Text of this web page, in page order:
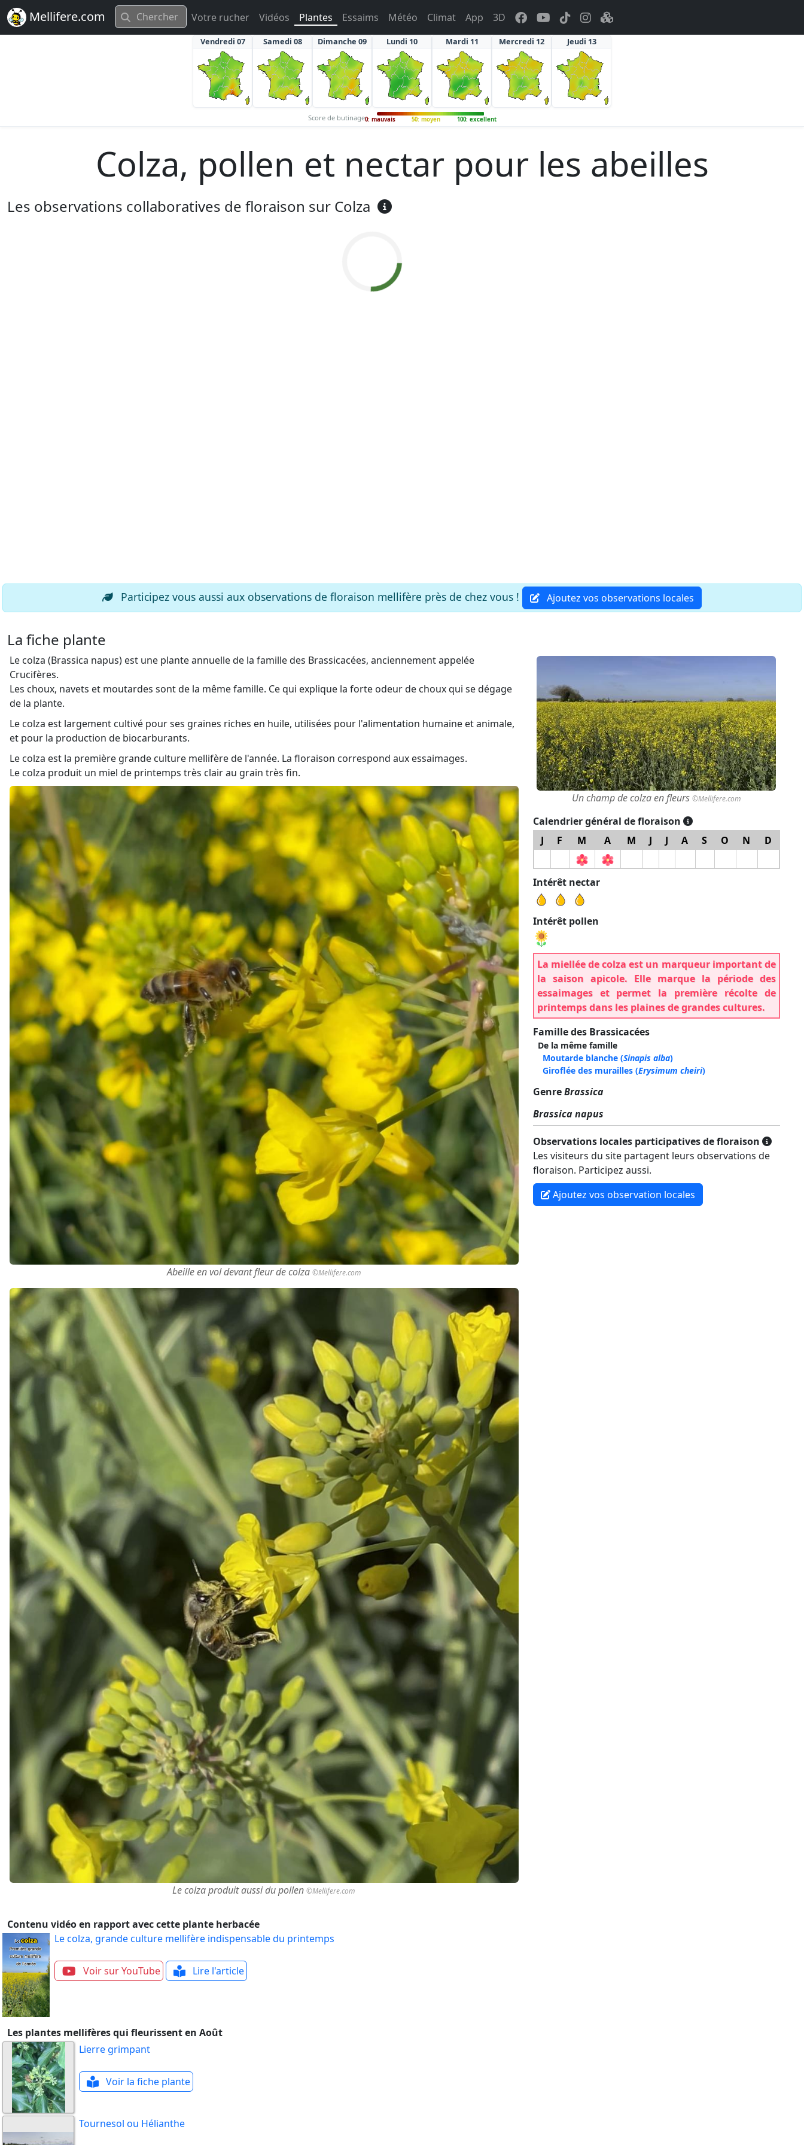
Mellifere.com Votre rucher Vidéos Plantes Essaims Météo Climat App 3D
Vendredi 07 Samedi 08 Dimanche 09 Lundi 10 Mardi 11 Mercredi 12 Jeudi 13
Score de butinage0: mauvais 50: moyen 100: excellent
Colza, pollen et nectar pour les abeilles
Les observations collaboratives de floraison sur Colza
Participez vous aussi aux observations de floraison mellifère près de chez vous ! Ajoutez vos observations locales
La fiche plante
Le colza (Brassica napus) est une plante annuelle de la famille des Brassicacées, anciennement appelée
Crucifères.
Les choux, navets et moutardes sont de la même famille. Ce qui explique la forte odeur de choux qui se dégage
de la plante.
Le colza est largement cultivé pour ses graines riches en huile, utilisées pour l'alimentation humaine et animale,
et pour la production de biocarburants.
Le colza est la première grande culture mellifère de l'année. La floraison correspond aux essaimages.
Le colza produit un miel de printemps très clair au grain très fin.
Abeille en vol devant fleur de colza ©Mellifere.com
Le colza produit aussi du pollen©Mellifere.com
Un champ de colza en fleurs ©Mellifere.com
Calendrier général de floraison
J
F M A M J J A S O N D
Intérêt nectar
Intérêt pollen
La miellée de colza est un marqueur important de
la saison apicole. Elle marque la période des
essaimages et permet la première récolte de
printemps dans les plaines de grandes cultures.
Famille des Brassicacées
De la même famille
Moutarde blanche(Sinapis alba)
Giroflée des murailles(Erysimum cheiri)
GenreBrassica
Brassica napus
Observations locales participatives de floraison
Les visiteurs du site partagent leurs observations de
floraison. Participez aussi.
Ajoutez vos observation locales
Contenu vidéo en rapport avec cette plante herbacée
Le colza, grande culture mellifère indispensable du printemps
Voir sur YouTube Lire l'article
Les plantes mellifères qui fleurissent en Août
Lierre grimpant
Voir la fiche plante
Tournesol ou Hélianthe